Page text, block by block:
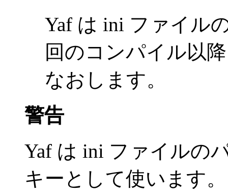
Yaf は ini ファイル
回のコンパイル以
なおします。
警告
Yaf は ini ファイルの
キーとして使います